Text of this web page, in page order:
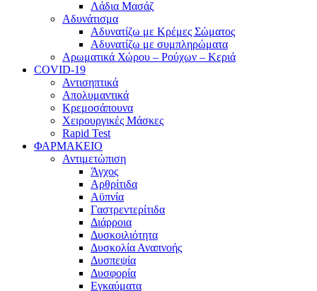
Λάδια Μασάζ
Αδυνάτισμα
Αδυνατίζω με Κρέμες Σώματος
Αδυνατίζω με συμπληρώματα
Αρωματικά Χώρου – Ρούχων – Κεριά
COVID-19
Αντισηπτικά
Απολυμαντικά
Κρεμοσάπουνα
Χειρουργικές Μάσκες
Rapid Test
ΦΑΡΜΑΚΕΙΟ
Αντιμετώπιση
Άγχος
Αρθρίτιδα
Αϋπνία
Γαστρεντερίτιδα
Διάρροια
Δυσκοιλιότητα
Δυσκολία Αναπνοής
Δυσπεψία
Δυσφορία
Εγκαύματα